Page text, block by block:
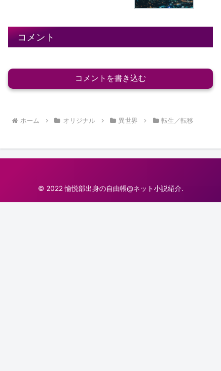
コメント
コメントを書き込む
ホーム オリジナル 異世界 転生／転移
© 2022 愉悦部出身の自由帳@ネット小説紹介.